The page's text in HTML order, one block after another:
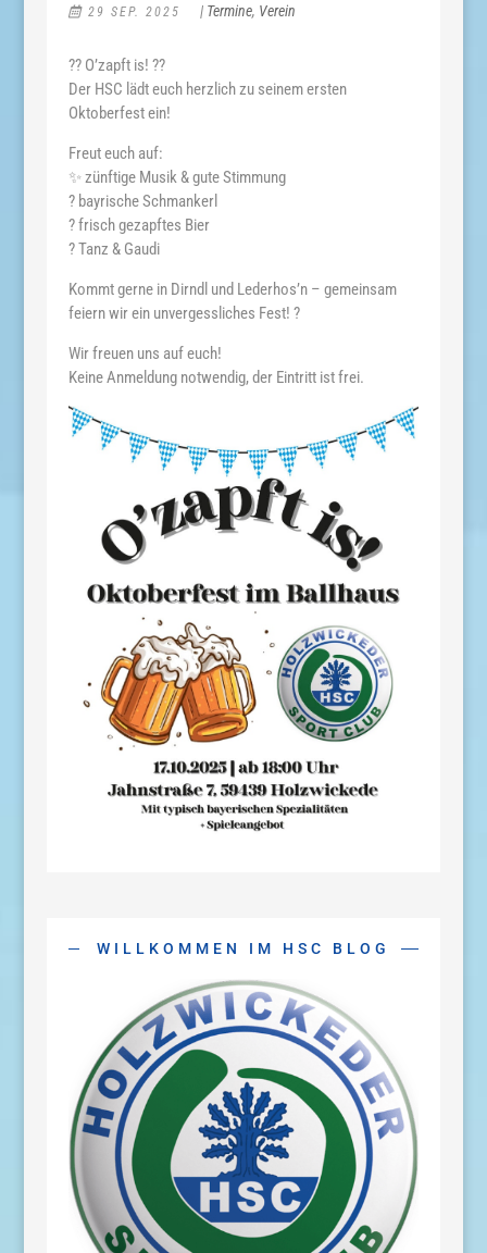
29 SEP. 2025 | Termine, Verein
?? O’zapft is! ??
Der HSC lädt euch herzlich zu seinem ersten
Oktoberfest ein!
Freut euch auf:
✨ zünftige Musik & gute Stimmung
? bayrische Schmankerl
? frisch gezapftes Bier
? Tanz & Gaudi
Kommt gerne in Dirndl und Lederhos’n – gemeinsam
feiern wir ein unvergessliches Fest! ?
Wir freuen uns auf euch!
Keine Anmeldung notwendig, der Eintritt ist frei.
WILLKOMMEN IM HSC BLOG